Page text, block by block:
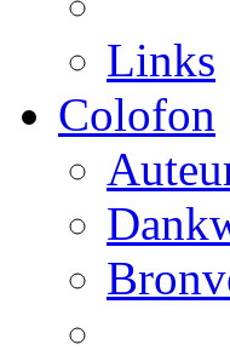
Links
Colofon